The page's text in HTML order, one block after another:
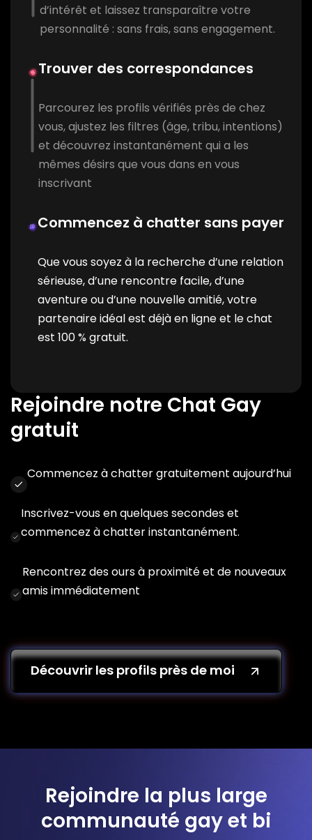
d’intérêt et laissez transparaître votre
personnalité : sans frais, sans engagement.
Trouver des correspondances
Parcourez les profils vérifiés près de chez
vous, ajustez les filtres (âge, tribu, intentions)
et découvrez instantanément qui a les
mêmes désirs que vous dans en vous
inscrivant
Commencez à chatter sans payer
Que vous soyez à la recherche d’une relation
sérieuse, d’une rencontre facile, d’une
aventure ou d’une nouvelle amitié, votre
partenaire idéal est déjà en ligne et le chat
est 100 % gratuit.
Rejoindre notre Chat Gay
gratuit
Commencez à chatter gratuitement aujourd’hui
Inscrivez-vous en quelques secondes et
commencez à chatter instantanément.
Rencontrez des ours à proximité et de nouveaux
amis immédiatement
Découvrir les profils près de moi
Rejoindre la plus large
communauté gay et bi